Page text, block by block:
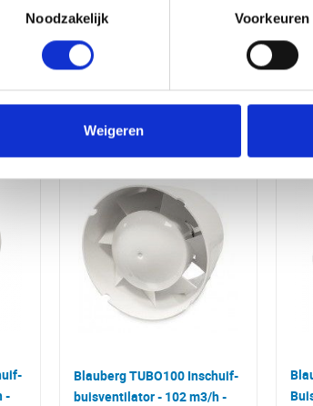
Noodzakelijk
Voorkeuren
Weigeren
Zeer stil (17-27 dB)
dan net even anders
-
Blauberg TUBO100 Inschuif-
buisventilator - 102 m3/h -